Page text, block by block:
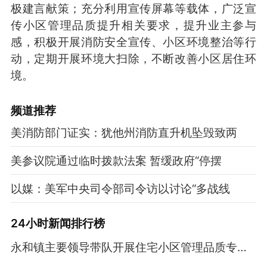
极建言献策；充分利用宣传屏幕等载体，广泛宣
传小区管理品质提升相关要求，提升业主参与
感，积极开展消防安全宣传、小区环境整治等行
动，定期开展环境大扫除，不断改善小区居住环
境。
频道推荐
美消防部门证实：犹他州消防直升机坠毁致两
美参议院通过临时拨款法案 暂缓政府“停摆
以媒：美军中央司令部司令访以讨论“多战线
24小时新闻排行榜
永和镇主要领导带队开展住宅小区管理品质专项提升行动调研调度